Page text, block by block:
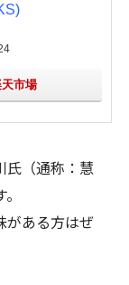
市場
氏（通称：慧
がある方はぜ